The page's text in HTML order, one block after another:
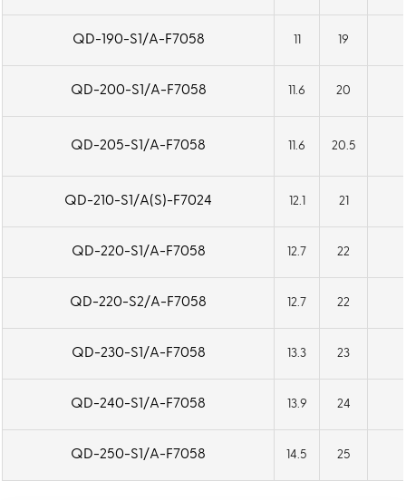
QD-190-S1/A-F7058 19
QD-200-S1/A-F7058 11.6 20
QD-205-S1/A-F7058 11.6 20.5
QD-210-S1/A(S)-F7024 12.1 21
QD-220-S1/A-F7058 12.7 22
QD-220-S2/A-F7058 12.7 22
QD-230-S1/A-F7058 13.3 23
QD-240-S1/A-F7058 13.9 24
QD-250-S1/A-F7058 14.5 25